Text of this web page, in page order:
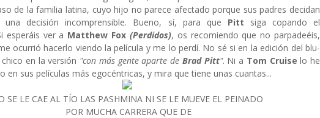
de la familia latina, cuyo hijo no parece afectado porque sus padres decidan
decisión incomprensible. Bueno, sí, para que Pitt siga copando el
esperáis ver a Matthew Fox (Perdidos), os recomiendo que no parpadeéis,
ocurrió hacerlo viendo la película y me lo perdí. No sé si en la edición del blu-
en la versión "con más gente aparte de Brad Pitt". Ni a Tom Cruiselo he
en sus películas más egocéntricas, y mira que tiene unas cuantas...
SE LE CAE AL TÍO LAS PASHMINA NI SE LE MUEVE EL PEINADO
POR MUCHA CARRERA QUE DE